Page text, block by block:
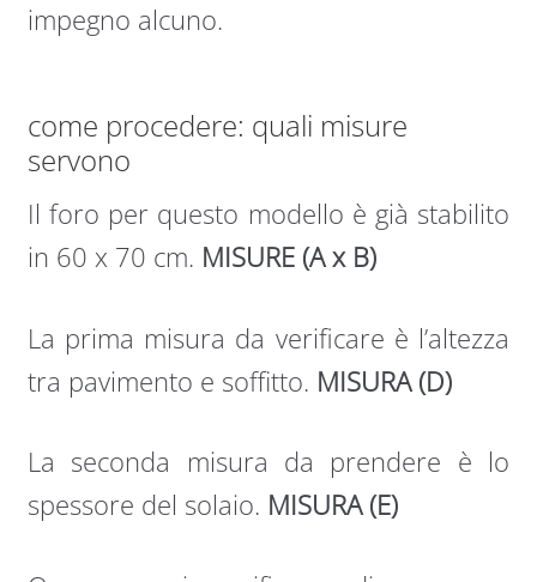
impegno alcuno.
come procedere: quali misure
servono
Il foro per questo modello è già stabilito
in 60 x 70 cm. MISURE (A x B)
La prima misura da verificare è l’altezza
tra pavimento e soffitto. MISURA (D)
La seconda misura da prendere è lo
spessore del solaio. MISURA (E)